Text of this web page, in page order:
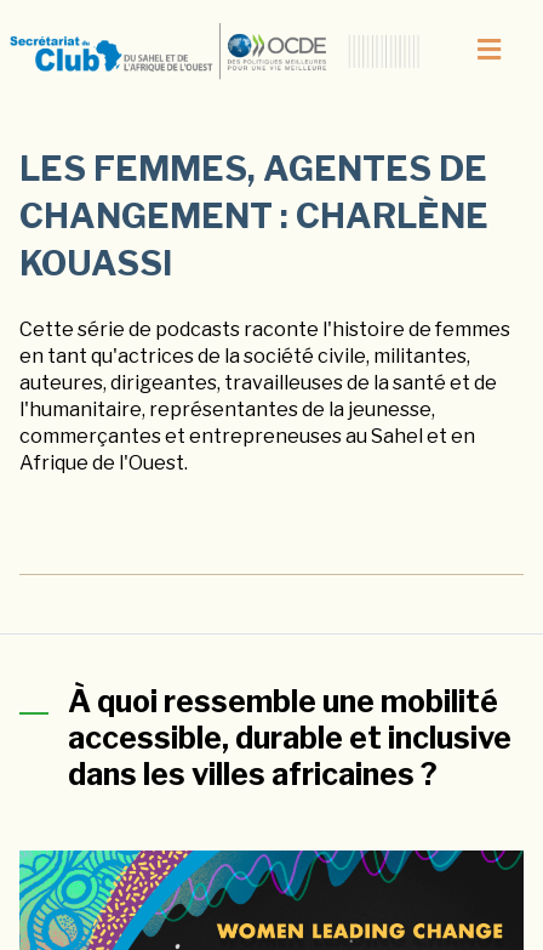
LES FEMMES, AGENTES DE
CHANGEMENT : CHARLÈNE
KOUASSI
Cette série de podcasts raconte l'histoire de femmes
en tant qu'actrices de la société civile, militantes,
auteures, dirigeantes, travailleuses de la santé et de
l'humanitaire, représentantes de la jeunesse,
commerçantes et entrepreneuses au Sahel et en
Afrique de l'Ouest.
À quoi ressemble une mobilité
accessible, durable et inclusive
dans les villes africaines ?